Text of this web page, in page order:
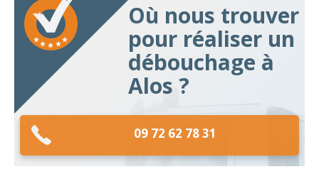
Où nous trouver
pour réaliser un
débouchage à
Alos ?
09 72 62 78 31